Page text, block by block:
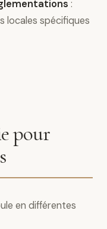
:
locales spécifiques
pour
en différentes